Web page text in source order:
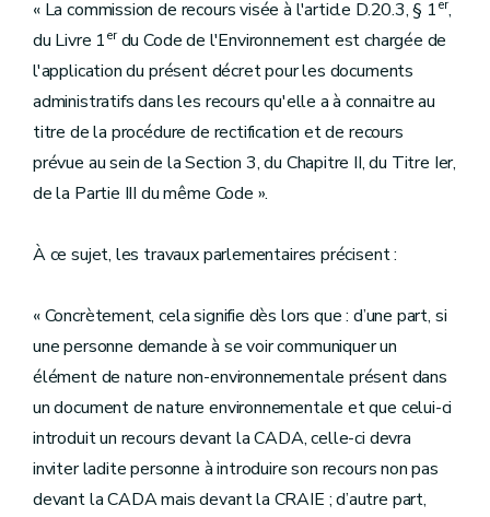
« La commission de recours visée à l'article D.20.3, § 1er,
du Livre 1erdu Code de l'Environnement est chargée de
l'application du présent décret pour les documents
administratifs dans les recours qu'elle a à connaitre au
titre de la procédure de rectification et de recours
prévue au sein de la Section 3, du Chapitre II, du Titre Ier,
de la Partie III du même Code ».
À ce sujet, les travaux parlementaires précisent :
« Concrètement, cela signifie dès lors que : d’une part, si
une personne demande à se voir communiquer un
élément de nature non-environnementale présent dans
un document de nature environnementale et que celui-ci
introduit un recours devant la CADA, celle-ci devra
inviter ladite personne à introduire son recours non pas
devant la CADA mais devant la CRAIE ; d’autre part,